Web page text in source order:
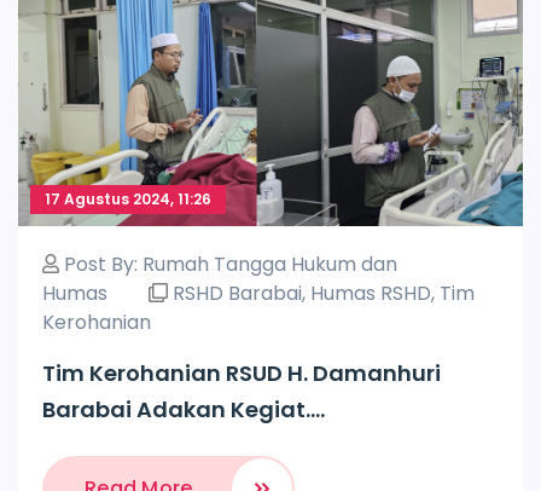
17 Agustus 2024, 11:26
Post By: Rumah Tangga Hukum dan
Humas
RSHD Barabai, Humas RSHD, Tim
Kerohanian
Tim Kerohanian RSUD H. Damanhuri
Barabai Adakan Kegiat....